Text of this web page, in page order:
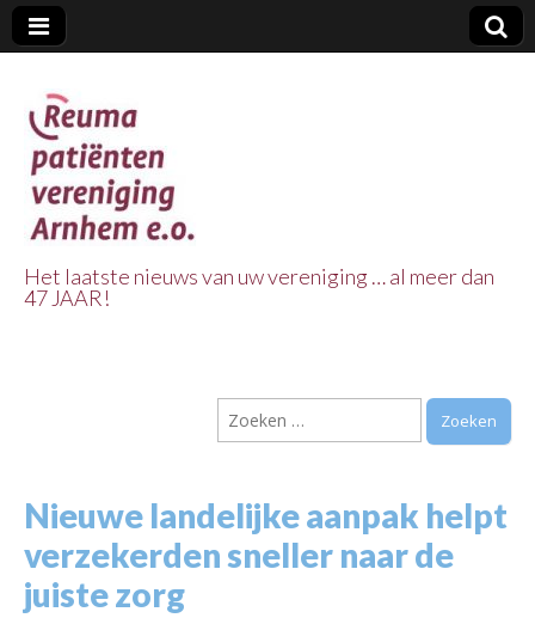
Vereniging
Arnhem e.o.
Het laatste nieuws van uw vereniging … al meer dan
47 JAAR!
Zoeken
naar:
Nieuwe landelijke aanpak helpt
verzekerden sneller naar de
juiste zorg